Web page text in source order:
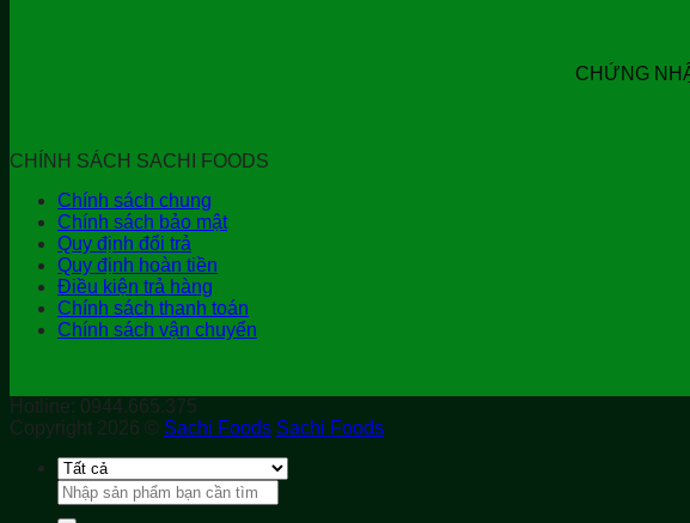
CHỨNG
CHÍNH SÁCH SACHI FOODS
Chính sách chung
Chính sách bảo mật
Quy định đổi trả
Quy định hoàn tiền
Điều kiện trả hàng
Chính sách thanh toán
Chính sách vận chuyển
Hotline: 0944.665.375
Copyright 2026 © Sachi Foods Sachi Foods
Tìm
kiếm: